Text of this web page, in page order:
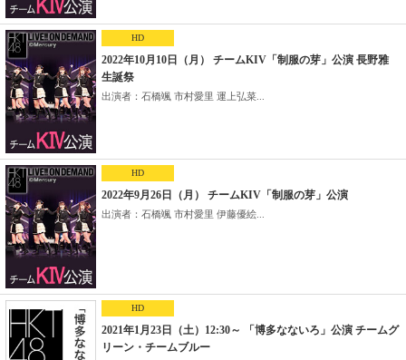
HD
2022年10月10日（月） チームKIV「制服の芽」公演 長野雅
生誕祭
出演者：石橋颯 市村愛里 運上弘菜...
HD
2022年9月26日（月） チームKIV「制服の芽」公演
出演者：石橋颯 市村愛里 伊藤優絵...
HD
2021年1月23日（土）12:30～ 「博多なないろ」公演 チームグ
リーン・チームブルー